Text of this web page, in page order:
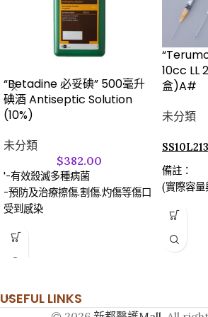
“Betadine 必妥碘” 500毫升
碘酒 Antiseptic Solution
(10%)
未分類
$382.00
'-有效殺滅多種病菌
-預防及治療擦傷.割傷.灼傷等傷口
受到感染
10cc LL
盒)A#
未分類
備註：
(實際容
USEFUL LINKS